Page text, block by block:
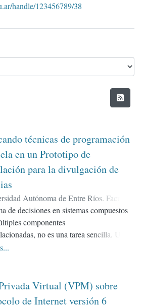
handle/123456789/38
técnicas de programación
en un Prototipo de
para la divulgación de
Autónoma de Entre Ríos. Facultad
y Tecnología, 2020)Escalante,
;Piccoli, María Fabiana
de decisiones en sistemas compuestos
componentes
no es una tarea sencilla. Una
es abordarlos analíticamente o
solución suele ser analizarlos a
técnicas de simulación por
las cuales representan una de las
Virtual (VPM) sobre
de Internet versión 6